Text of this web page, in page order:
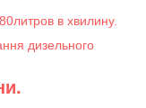
в хвилину.
дизельного